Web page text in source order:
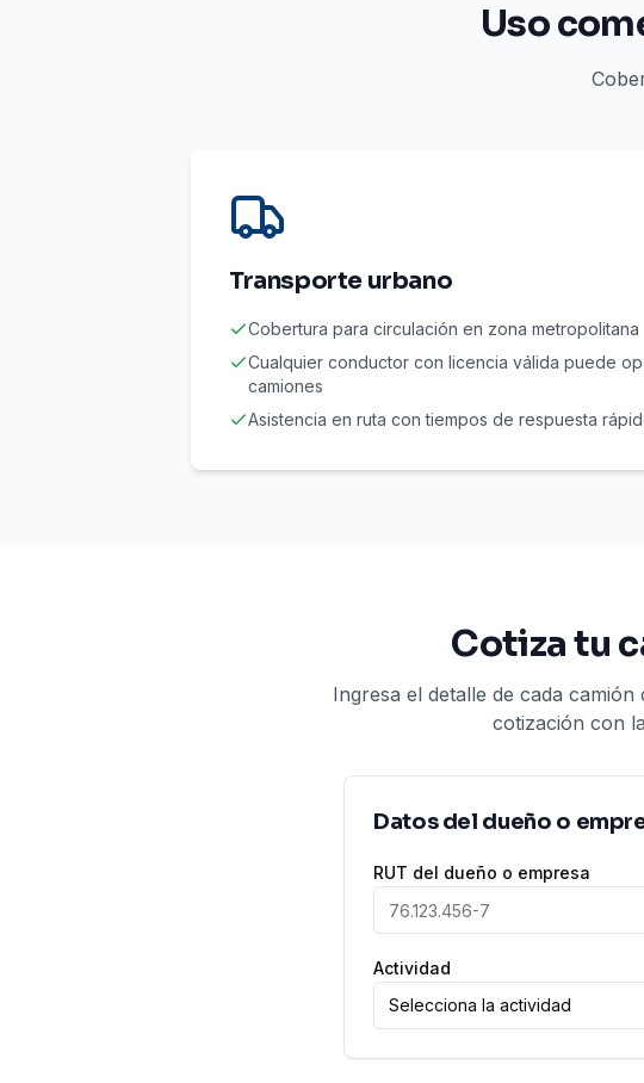
Uso
Transporte urbano
Cobertura para circulación en zona metropolitana
Cualquier conductor con licencia válida puede
camiones
Asistencia en ruta con tiempos de respuesta
Cotiza tu
Ingresa el detalle de cada
cotización con
Datos del dueño o
RUT del dueño o empresa
Actividad
Selecciona la actividad